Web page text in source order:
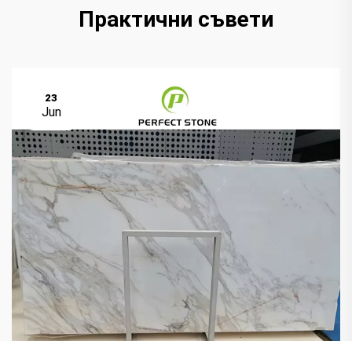
Практични съвети
23
Jun